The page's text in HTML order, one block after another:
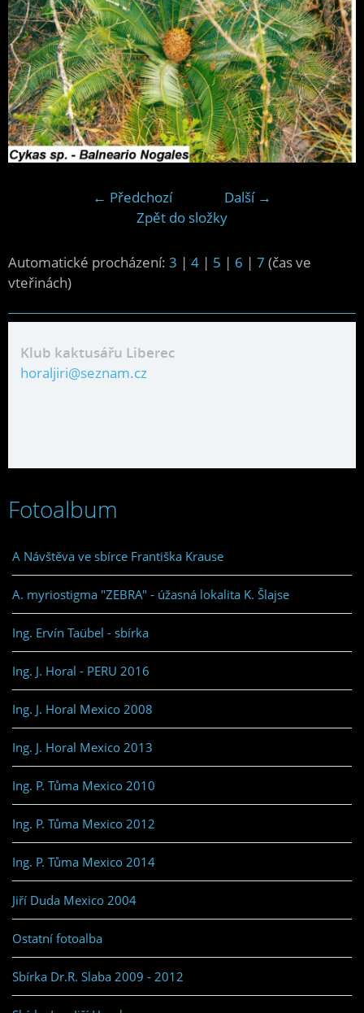
← Předchozí
Další →
Zpět do složky
Automatické procházení: 3 | 4 | 5 | 6 | 7 (čas ve
vteřinách)
Klub kaktusářu Liberec
horaljiri@seznam.cz
Fotoalbum
A Návštěva ve sbírce Františka Krause
A. myriostigma "ZEBRA" - úžasná lokalita K. Šlajse
Ing. Ervín Taübel - sbírka
Ing. J. Horal - PERU 2016
Ing. J. Horal Mexico 2008
Ing. J. Horal Mexico 2013
Ing. P. Tůma Mexico 2010
Ing. P. Tůma Mexico 2012
Ing. P. Tůma Mexico 2014
Jiří Duda Mexico 2004
Ostatní fotoalba
Sbírka Dr.R. Slaba 2009 - 2012